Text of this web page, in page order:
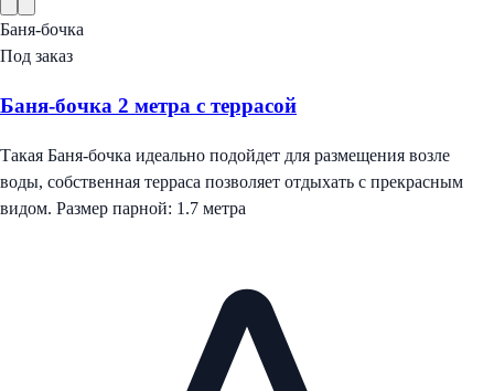
Баня-бочка
Под заказ
Баня-бочка 2 метра с террасой
Такая Баня-бочка идеально подойдет для размещения возле
воды, собственная терраса позволяет отдыхать с прекрасным
видом. Размер парной: 1.7 метра